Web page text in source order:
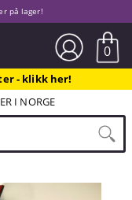
på lager!
0
- klikk her!
I NORGE